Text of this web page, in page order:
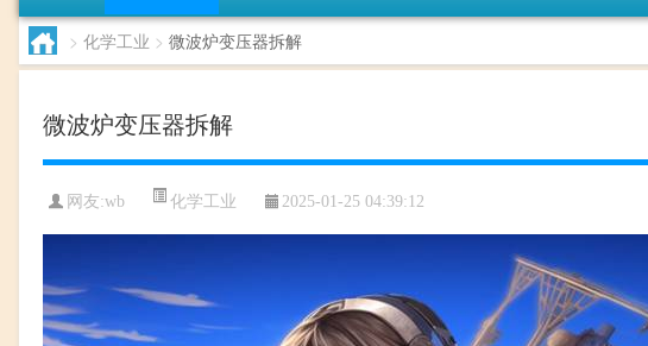
> 化学工业 > 微波炉变压器拆解
微波炉变压器拆解
网友:wb 化学工业 2025-01-25 04:39:12